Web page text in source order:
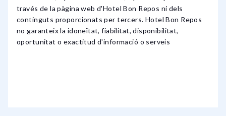
través de la pàgina web d'Hotel Bon Repos ni dels
continguts proporcionats per tercers. Hotel Bon Repos
no garanteix la idoneïtat, fiabilitat, disponibilitat,
oportunitat o exactitud d'informació o serveis